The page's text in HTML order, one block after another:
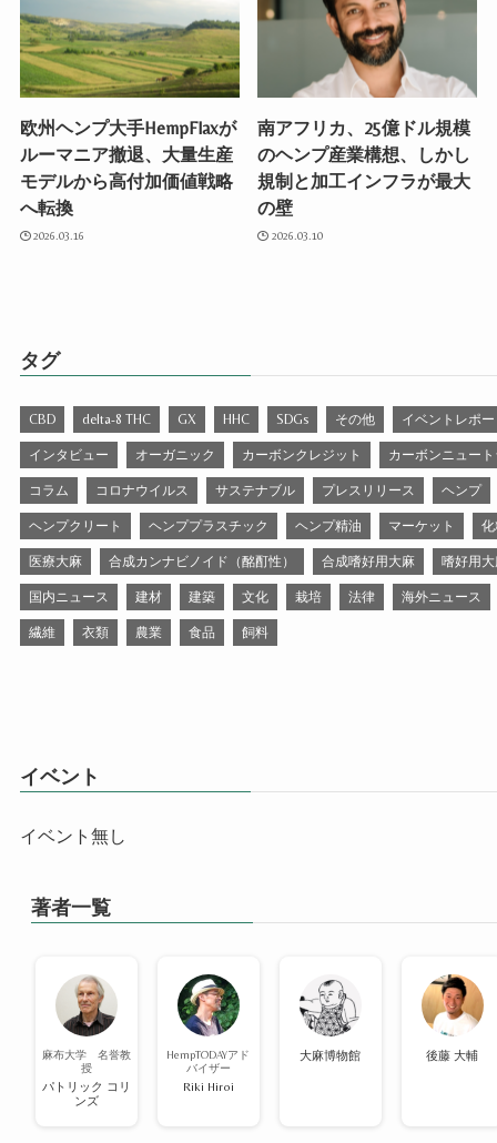
欧州ヘンプ大手HempFlaxが
ルーマニア撤退、大量生産
モデルから高付加価値戦略
へ転換
2026.03.16
南アフリカ、25億ドル規模
のヘンプ産業構想、しかし
規制と加工インフラが最大
の壁
2026.03.10
タグ
CBD delta-8 THC GX HHC SDGs その他 イベントレポ
インタビュー オーガニック カーボンクレジット カーボンニュー
コラム コロナウイルス サステナブル プレスリリース ヘンプ
ヘンプクリート ヘンププラスチック ヘンプ精油 マーケット
医療大麻 合成カンナビノイド（酩酊性） 合成嗜好用大麻 嗜好用
国内ニュース 建材 建築 文化 栽培 法律 海外ニュース
繊維 衣類 農業 食品 飼料
イベント
イベント無し
著者一覧
麻布大学 名誉教
授
パトリック コリ
ンズ
HempTODAYアド
バイザー
Riki Hiroi
大麻博物館 後藤 大輔